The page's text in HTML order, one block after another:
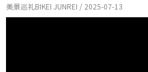
美景巡礼BIKEI JUNREI / 2025-07-13